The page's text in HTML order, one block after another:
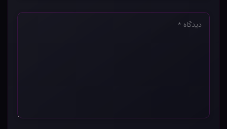
دیدگاه